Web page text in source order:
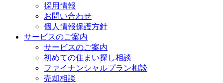
採用情報
お問い合わせ
個人情報保護方針
サービスのご案内
サービスのご案内
初めての住まい探し相談
ファイナンシャルプラン相談
売却相談